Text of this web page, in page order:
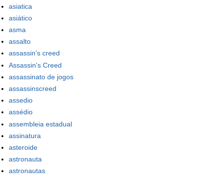
asiatica
asiático
asma
assalto
assassin's creed
Assassin's Creed
assassinato de jogos
assassinscreed
assedio
assédio
assembleia estadual
assinatura
asteroide
astronauta
astronautas